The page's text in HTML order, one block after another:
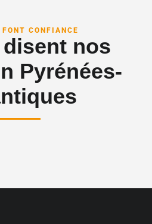
CONFIANCE
disent nos
Pyrénées-